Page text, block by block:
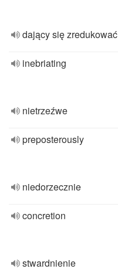
dający się zredukować
inebriating
nietrzeźwe
preposterously
niedorzecznie
concretion
stwardnienie